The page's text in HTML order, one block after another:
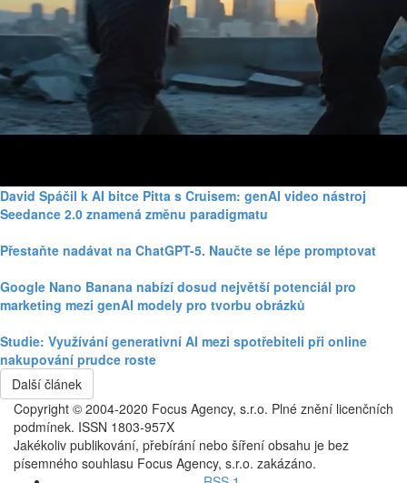
David Spáčil k AI bitce Pitta s Cruisem: genAI video nástroj
Seedance 2.0 znamená změnu paradigmatu
Přestaňte nadávat na ChatGPT-5. Naučte se lépe promptovat
Google Nano Banana nabízí dosud největší potenciál pro
marketing mezi genAI modely pro tvorbu obrázků
Studie: Využívání generativní AI mezi spotřebiteli při online
nakupování prudce roste
Další článek
Copyright © 2004-2020 Focus Agency, s.r.o. Plné znění licenčních
podmínek. ISSN 1803-957X
Jakékoliv publikování, přebírání nebo šíření obsahu je bez
písemného souhlasu Focus Agency, s.r.o. zakázáno.